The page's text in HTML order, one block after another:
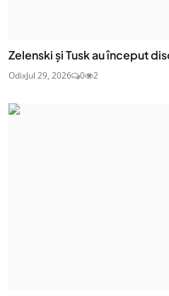
Zelenski și Tusk au început
OdixJul 29, 2026 0 2